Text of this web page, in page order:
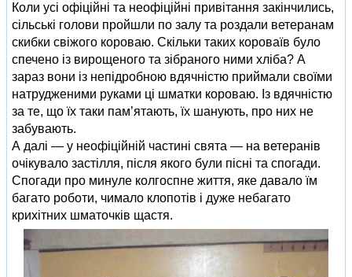
Коли усі офіційні та неофіційні привітання закінчились,
сільські голови пройшли по залу та роздали ветеранам
скибки свіжого короваю. Скільки таких короваїв було
спечено із вирощеного та зібраного ними хліба? А
зараз вони із непідробною вдячністю приймали своїми
натрудженими руками ці шматки короваю. Із вдячністю
за те, що їх таки пам’ятають, їх шанують, про них не
забувають.
А далі — у неофіційній частині свята — на ветеранів
очікувало застілля, після якого були пісні та спогади.
Спогади про минуле колгоспне життя, яке давало їм
багато роботи, чимало клопотів і дуже небагато
крихітних шматочків щастя.